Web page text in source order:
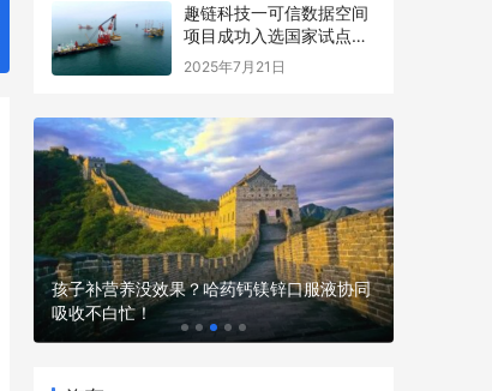
趣链科技一可信数据空间
项目成功入选国家试点名
单
2025年7月21日
孩子补营养没效果？哈药钙镁锌口服液协同
吸收不白忙！